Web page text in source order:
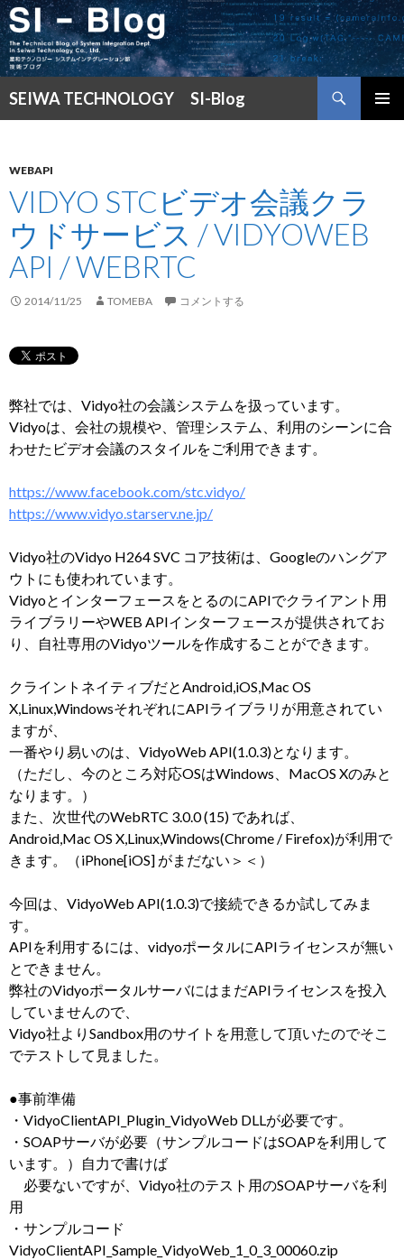
SEIWA TECHNOLOGY SI-Blog
索
ン
ツ
へ
ス
キ
ッ
WEBAPI
VIDYO STCビデオ会議クラ
ウドサービス / VIDYOWEB
API / WEBRTC
2014/11/25 TOMEBA コメントする
弊社では、Vidyo社の会議システムを扱っています。
Vidyoは、会社の規模や、管理システム、利用のシーンに合
わせたビデオ会議のスタイルをご利用できます。
https://www.facebook.com/stc.vidyo/
https://www.vidyo.starserv.ne.jp/
Vidyo社のVidyo H264 SVC コア技術は、Googleのハングア
ウトにも使われています。
VidyoとインターフェースをとるのにAPIでクライアント用
ライブラリーやWEB APIインターフェースが提供されてお
り、自社専用のVidyoツールを作成することができます。
クライントネイティブだとAndroid,iOS,Mac OS
X,Linux,WindowsそれぞれにAPIライブラリが用意されてい
ますが、
一番やり易いのは、VidyoWeb API(1.0.3)となります。
（ただし、今のところ対応OSはWindows、MacOS Xのみと
なります。）
また、次世代のWebRTC 3.0.0 (15) であれば、
Android,Mac OS X,Linux,Windows(Chrome / Firefox)が利用で
きます。（iPhone[iOS] がまだない＞＜）
今回は、VidyoWeb API(1.0.3)で接続できるか試してみま
す。
APIを利用するには、vidyoポータルにAPIライセンスが無い
とできません。
弊社のVidyoポータルサーバにはまだAPIライセンスを投入
していませんので、
Vidyo社よりSandbox用のサイトを用意して頂いたのでそこ
でテストして見ました。
●事前準備
・VidyoClientAPI_Plugin_VidyoWeb DLLが必要です。
・SOAPサーバが必要（サンプルコードはSOAPを利用して
います。）自力で書けば
必要ないですが、Vidyo社のテスト用のSOAPサーバを利
用
・サンプルコード
VidyoClientAPI_Sample_VidyoWeb_1_0_3_00060.zip